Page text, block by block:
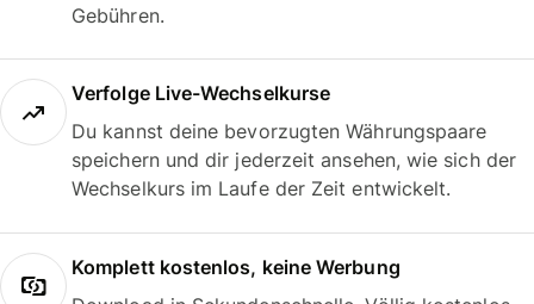
Gebühren.
Verfolge Live-Wechselkurse
Du kannst deine bevorzugten Währungspaare
speichern und dir jederzeit ansehen, wie sich der
Wechselkurs im Laufe der Zeit entwickelt.
Komplett kostenlos, keine Werbung